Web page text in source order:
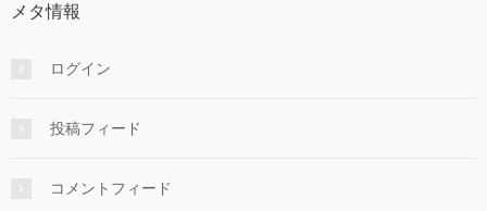
メタ情報
ログイン
投稿フィード
コメントフィード